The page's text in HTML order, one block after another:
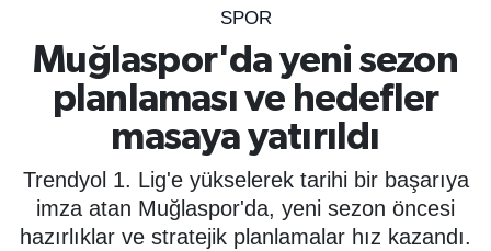
SPOR
Muğlaspor'da yeni sezon
planlaması ve hedefler
masaya yatırıldı
Trendyol 1. Lig'e yükselerek tarihi bir başarıya
imza atan Muğlaspor'da, yeni sezon öncesi
hazırlıklar ve stratejik planlamalar hız kazandı.
ÇEVRE
YAŞAM
BİLİM - TEKNOLOJİ